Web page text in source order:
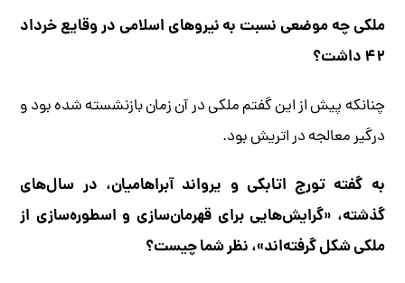
ملکی چه موضعی نسبت به نیروهای اسلامی در وقایع خرداد
۴۲ داشت؟
چنانکه پیش از این گفتم ملکی در آن زمان بازنشسته شده بود و
درگیر معالجه در اتریش بود.
به گفته تورج اتابکی و یرواند آبراهامیان، در سال‌های
گذشته، «گرایش‌هایی برای قهرمان‌سازی و اسطوره‌سازی از
ملکی شکل گرفته‌اند»، نظر شما چیست؟